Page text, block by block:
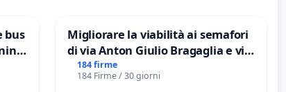
bus
Migliorare la viabilità ai semafori
di via Anton Giulio Bragaglia e via
Tieri XV MUNICIPIO DI ROMA
184 firme
184 Firme / 30 giorni